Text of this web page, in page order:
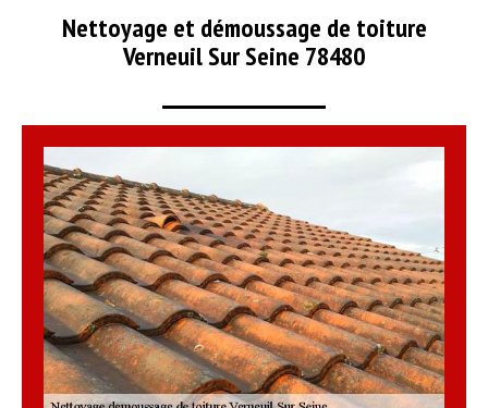
Nettoyage et démoussage de toiture
Verneuil Sur Seine 78480